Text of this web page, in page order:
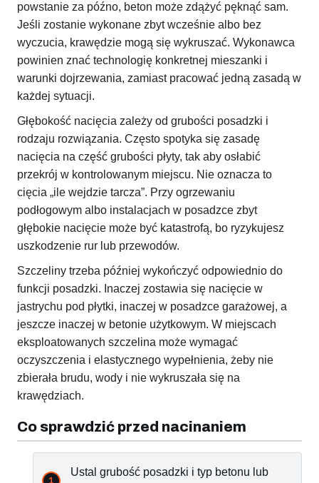
powstanie za późno, beton może zdążyć pęknąć sam.
Jeśli zostanie wykonane zbyt wcześnie albo bez
wyczucia, krawędzie mogą się wykruszać. Wykonawca
powinien znać technologię konkretnej mieszanki i
warunki dojrzewania, zamiast pracować jedną zasadą w
każdej sytuacji.
Głębokość nacięcia zależy od grubości posadzki i
rodzaju rozwiązania. Często spotyka się zasadę
nacięcia na część grubości płyty, tak aby osłabić
przekrój w kontrolowanym miejscu. Nie oznacza to
cięcia „ile wejdzie tarcza”. Przy ogrzewaniu
podłogowym albo instalacjach w posadzce zbyt
głębokie nacięcie może być katastrofą, bo ryzykujesz
uszkodzenie rur lub przewodów.
Szczeliny trzeba później wykończyć odpowiednio do
funkcji posadzki. Inaczej zostawia się nacięcie w
jastrychu pod płytki, inaczej w posadzce garażowej, a
jeszcze inaczej w betonie użytkowym. W miejscach
eksploatowanych szczelina może wymagać
oczyszczenia i elastycznego wypełnienia, żeby nie
zbierała brudu, wody i nie wykruszała się na
krawędziach.
Co sprawdzić przed nacinaniem
Ustal grubość posadzki i typ betonu lub